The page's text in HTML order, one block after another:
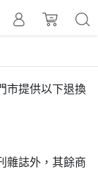
市提供以下退換
雜誌外，其餘商